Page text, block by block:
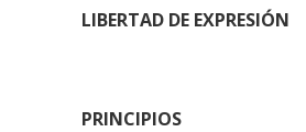
LIBERTAD DE EXPRESIÓN
PRINCIPIOS